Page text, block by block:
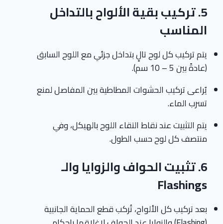
5. تركيب بقية الألواح بالتداخل
المناسب
يتم تركيب كل لوح تالٍ بتداخل جزئي مع اللوح السابق
(عادةً بين 5 – 10 سم).
يُراعى تركيب الحشوات المطاطية بين المفاصل لمنع
تسرب الماء.
يتم التثبيت عند نقاط التقاء اللوح بالهيكل، وفي
منتصف كل لوح حسب الطول.
6. تثبيت الحواف والزوايا والـ
Flashings
بعد تركيب كل الألواح، تُركب قطع الحماية الجانبية